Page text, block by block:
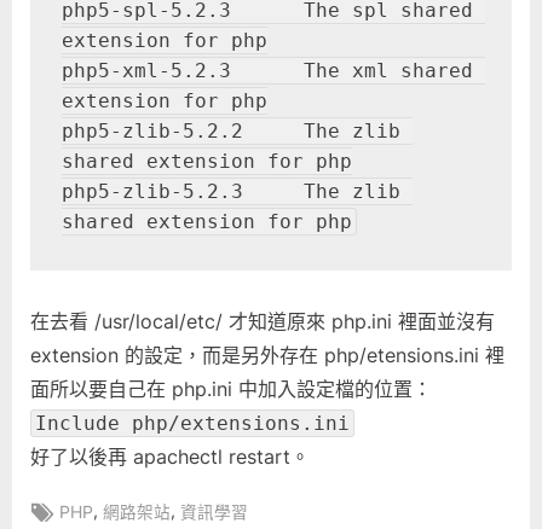
php5-spl-5.2.3      The spl shared
extension for php
php5-xml-5.2.3      The xml shared
extension for php
php5-zlib-5.2.2     The zlib
shared extension for php
php5-zlib-5.2.3     The zlib
shared extension for php
在去看 /usr/local/etc/ 才知道原來 php.ini 裡面並沒有
extension 的設定，而是另外存在 php/etensions.ini 裡
面所以要自己在 php.ini 中加入設定檔的位置：
Include php/extensions.ini
好了以後再 apachectl restart。
Tags:
PHP,網路架站,資訊學習